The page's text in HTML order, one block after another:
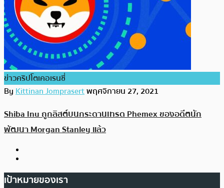
ข่าวคริปโตเคอเรนซี่
ByKittinan Jomprasertพฤศจิกายน 27, 2021
Shiba Inu ถูกลิสต์บนกระดานเทรด Phemex ของอดีตนัก
พัฒนา Morgan Stanley แล้ว
เป้าหมายของเรา